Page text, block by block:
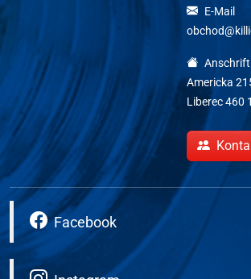
E-Mail
Anschrift
Americka
Liberec 460
Facebook